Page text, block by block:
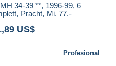
34-39 **, 1996-99, 6
Pracht, Mi. 77.-
US$
Profesional